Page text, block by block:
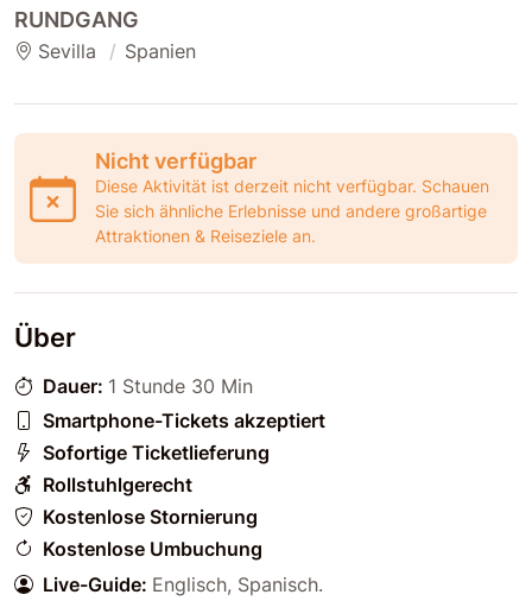
RUNDGANG
Sevilla Spanien
Nicht verfügbar
Diese Aktivität ist derzeit nicht verfügbar. Schauen
Sie sich ähnliche Erlebnisse und andere großartige
Attraktionen & Reiseziele an.
Über
Dauer: 1 Stunde 30 Min
Smartphone-Tickets akzeptiert
Sofortige Ticketlieferung
Rollstuhlgerecht
Kostenlose Stornierung
Kostenlose Umbuchung
Live-Guide: Englisch, Spanisch.